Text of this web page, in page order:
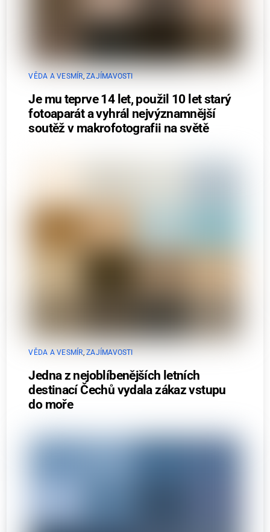
VĚDA A VESMÍR,ZAJÍMAVOSTI
Je mu teprve 14 let, použil 10 let starý
fotoaparát a vyhrál nejvýznamnější
soutěž v makrofotografii na světě
VĚDA A VESMÍR,ZAJÍMAVOSTI
Jedna z nejoblíbenějších letních
destinací Čechů vydala zákaz vstupu
do moře